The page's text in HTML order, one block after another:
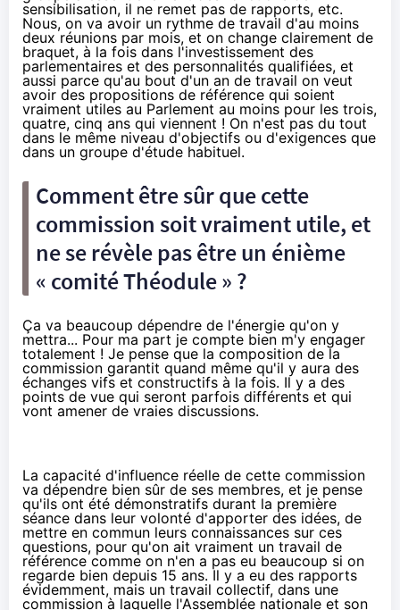
sensibilisation, il ne remet pas de rapports, etc.
Nous, on va avoir un rythme de travail d'au moins
deux réunions par mois, et on change clairement de
braquet, à la fois dans l'investissement des
parlementaires et des personnalités qualifiées, et
aussi parce qu'au bout d'un an de travail on veut
avoir des propositions de référence qui soient
vraiment utiles au Parlement au moins pour les trois,
quatre, cinq ans qui viennent ! On n'est pas du tout
dans le même niveau d'objectifs ou d'exigences que
dans un groupe d'étude habituel.
Comment être sûr que cette
commission soit vraiment utile, et
ne se révèle pas être un énième
« comité Théodule » ?
Ça va beaucoup dépendre de l'énergie qu'on y
mettra... Pour ma part je compte bien m'y engager
totalement ! Je pense que la composition de la
commission garantit quand même qu'il y aura des
échanges vifs et constructifs à la fois. Il y a des
points de vue qui seront parfois différents et qui
vont amener de vraies discussions.
La capacité d'influence réelle de cette commission
va dépendre bien sûr de ses membres, et je pense
qu'ils ont été démonstratifs durant la première
séance dans leur volonté d'apporter des idées, de
mettre en commun leurs connaissances sur ces
questions, pour qu'on ait vraiment un travail de
référence comme on n'en a pas eu beaucoup si on
regarde bien depuis 15 ans. Il y a eu des rapports
évidemment, mais un travail collectif, dans une
commission à laquelle l'Assemblée nationale et son